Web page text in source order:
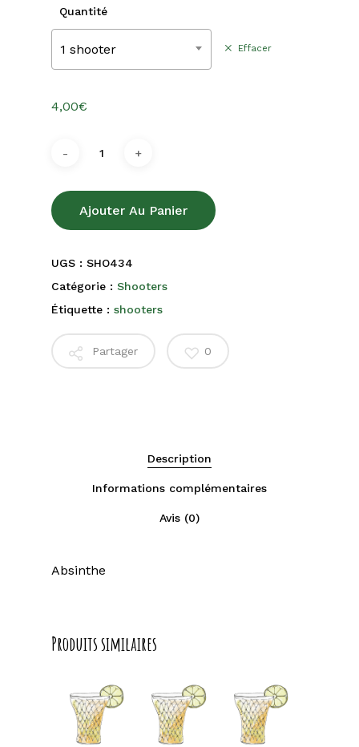
35,00€
Quantité
1 shooter Effacer
4,00€
Ajouter Au Panier
UGS : SHO434
Catégorie : Shooters
Étiquette : shooters
Partager 0
Description
Informations complémentaires
Avis (0)
Absinthe
Produits similaires